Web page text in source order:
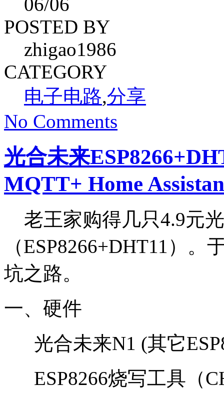
06/06
POSTED BY
zhigao1986
CATEGORY
电子电路,分享
No Comments
光合未来
MQTT+ Home
老王家购得几只4.9元
（ESP8266+DHT11）。
坑之路。
一、硬件
光合未来N1 (其它
ESP8266烧写工具（